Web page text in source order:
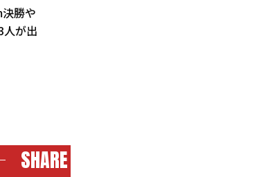
決勝や
人が出
SHARE